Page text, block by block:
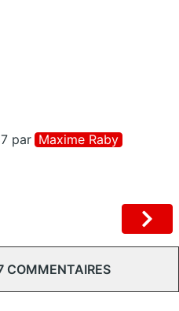
par Maxime Raby
COMMENTAIRES